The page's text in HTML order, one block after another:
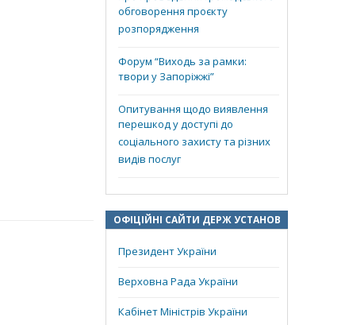
обговорення проєкту
розпорядження
Форум “Виходь за рамки:
твори у Запоріжжі”
Опитування щодо виявлення
перешкод у доступі до
соціального захисту та різних
видів послуг
ОФІЦІЙНІ САЙТИ ДЕРЖ УСТАНОВ
Президент України
Верховна Рада України
Кабінет Міністрів України